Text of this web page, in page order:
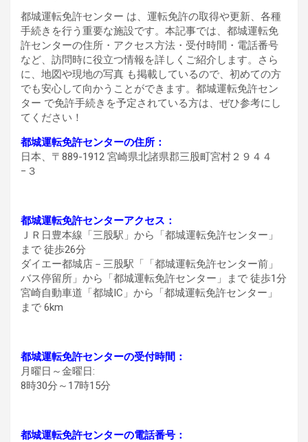
都城運転免許センター は、運転免許の取得や更新、各種
手続きを行う重要な施設です。本記事では、都城運転免
許センターの住所・アクセス方法・受付時間・電話番号
など、訪問時に役立つ情報を詳しくご紹介します。さら
に、地図や現地の写真 も掲載しているので、初めての方
でも安心して向かうことができます。都城運転免許セン
ター で免許手続きを予定されている方は、ぜひ参考にし
てください！
都城運転免許センターの住所：
日本、〒889-1912 宮崎県北諸県郡三股町宮村２９４４
−３
都城運転免許センターアクセス：
ＪＲ日豊本線「三股駅」から「都城運転免許センター」
まで 徒歩26分
ダイエー都城店－三股駅「「都城運転免許センター前」
バス停留所」から「都城運転免許センター」まで 徒歩1分
宮崎自動車道「都城IC」から「都城運転免許センター」
まで 6km
都城運転免許センターの受付時間：
月曜日～金曜日:
8時30分～17時15分
都城運転免許センターの電話番号：